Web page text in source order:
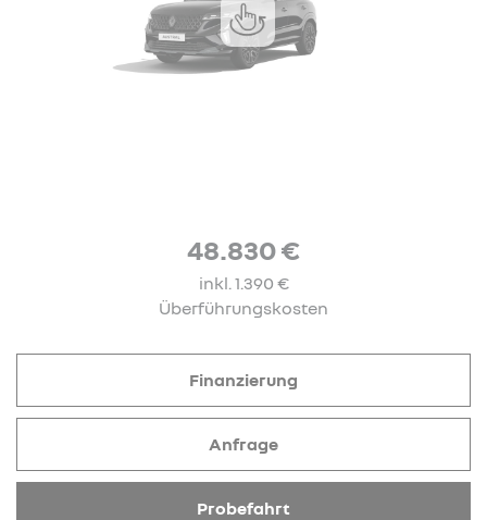
48.830 €
inkl. 1.390 €
Überführungskosten
Finanzierung
Anfrage
Probefahrt